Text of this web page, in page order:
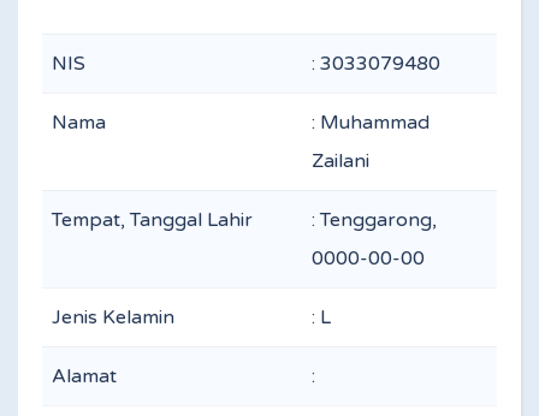
NIS : 3033079480
Nama
: Muhammad
Zailani
Tempat, Tanggal Lahir
: Tenggarong,
0000-00-00
Jenis Kelamin : L
Alamat :